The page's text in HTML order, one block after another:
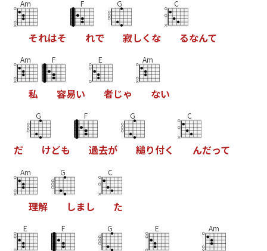
Am
それはそ
F
れで
G
寂しく な
C
るなんて
Am
私
F
容易い
E
者じゃ
Am
ない
だ
G
けども
F
過去が
G
縋り付く
C
んだって
Am
理解
G
しまし
C
た
E F G E Am